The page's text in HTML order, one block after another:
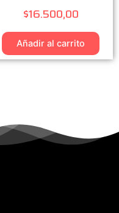
$16.500,00
Añadir al carrito